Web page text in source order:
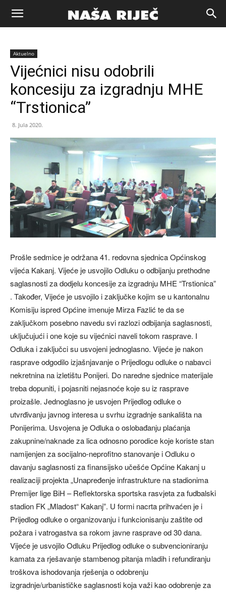
Naša
riječ
Zenica
Aktuelno
Vijećnici nisu odobrili
koncesiju za izgradnju MHE
“Trstionica”
8. Jula 2020.
Prošle sedmice je održana 41. redovna sjednica Općinskog
vijeća Kakanj. Vijeće je usvojilo Odluku o odbijanju prethodne
saglasnosti za dodjelu koncesije za izgradnju MHE “Trstionica”
. Također, Vijeće je usvojilo i zaključke kojim se u kantonalnu
Komisiju ispred Općine imenuje Mirza Fazlić te da se
zaključkom posebno navedu svi razlozi odbijanja saglasnosti,
uključujući i one koje su vijećnici naveli tokom rasprave. I
Odluka i zaključci su usvojeni jednoglasno. Vijeće je nakon
rasprave odgodilo izjašnjavanje o Prijedlogu odluke o nabavci
nekretnina na izletištu Ponijeri. Do naredne sjednice materijale
treba dopuniti, i pojasniti nejasnoće koje su iz rasprave
proizašle. Jednoglasno je usvojen Prijedlog odluke o
utvrđivanju javnog interesa u svrhu izgradnje sankališta na
Ponijerima. Usvojena je Odluka o oslobađanju plaćanja
zakupnine/naknade za lica odnosno porodice koje koriste stan
namijenjen za socijalno-neprofitno stanovanje i Odluku o
davanju saglasnosti za finansijsko učešće Općine Kakanj u
realizaciji projekta „Unapređenje infrastrukture na stadionima
Premijer lige BiH – Reflektorska sportska rasvjeta za fudbalski
stadion FK „Mladost“ Kakanj”. U formi nacrta prihvaćen je i
Prijedlog odluke o organizovanju i funkcionisanju zaštite od
požara i vatrogastva sa rokom javne rasprave od 30 dana.
Vijeće je usvojilo Odluku Prijedlog odluke o subvencioniranju
kamata za rješavanje stambenog pitanja mladih i refundiranju
troškova ishodovanja rješenja o odobrenju
izgradnje/urbanističke saglasnosti koja važi kao odobrenje za